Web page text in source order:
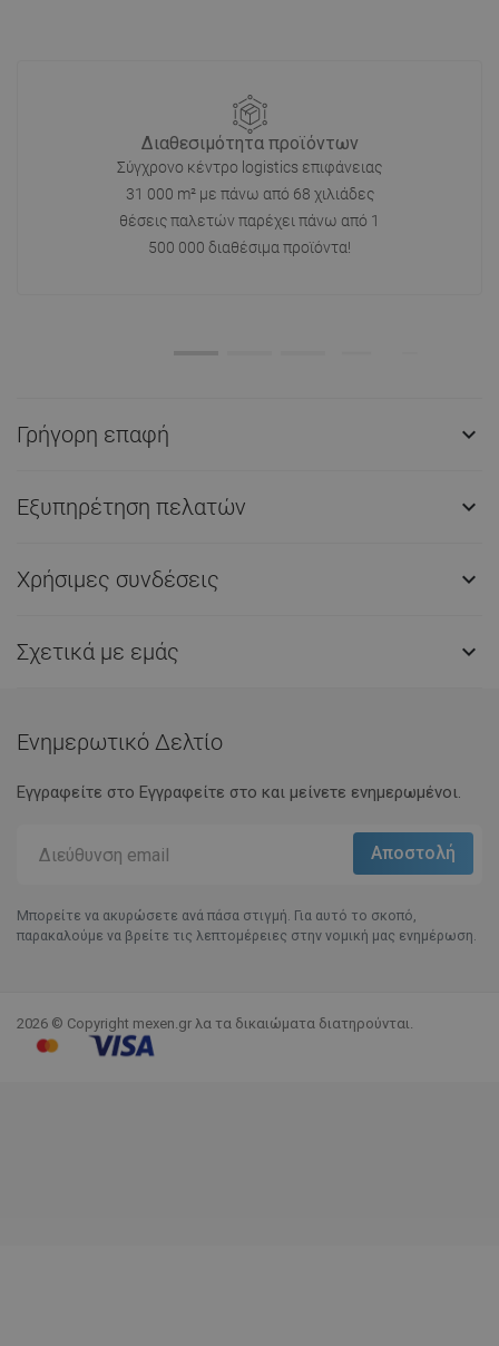
Διαθεσιμότητα προϊόντων
Σύγχρονο κέντρο logistics επιφάνειας
31 000 m² με πάνω από 68 χιλιάδες
θέσεις παλετών παρέχει πάνω από 1
500 000 διαθέσιμα προϊόντα!
Γρήγορη επαφή 
Εξυπηρέτηση πελατών 
Χρήσιμες συνδέσεις 
Σχετικά με εμάς 
Ενημερωτικό Δελτίο
Εγγραφείτε στο Eγγραφείτε στο και μείνετε ενημερωμένοι.
Μπορείτε να ακυρώσετε ανά πάσα στιγμή. Για αυτό το σκοπό,
παρακαλούμε να βρείτε τις λεπτομέρειες στην νομική μας ενημέρωση.
2026 © Copyright mexen.gr λα τα δικαιώματα διατηρούνται.